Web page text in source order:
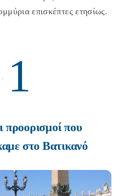
επισκέπτες ετησίως.
1
προορισμοί που
στο Βατικανό